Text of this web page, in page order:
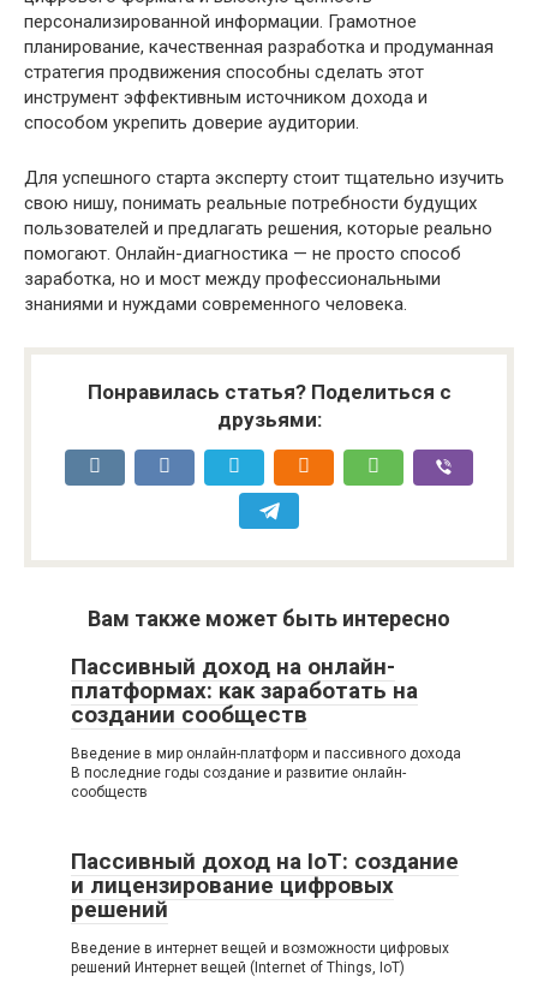
персонализированной информации. Грамотное
планирование, качественная разработка и продуманная
стратегия продвижения способны сделать этот
инструмент эффективным источником дохода и
способом укрепить доверие аудитории.
Для успешного старта эксперту стоит тщательно изучить
свою нишу, понимать реальные потребности будущих
пользователей и предлагать решения, которые реально
помогают. Онлайн-диагностика — не просто способ
заработка, но и мост между профессиональными
знаниями и нуждами современного человека.
Понравилась статья? Поделиться с
друзьями:
Вам также может быть интересно
Пассивный доход на онлайн-
платформах: как заработать на
создании сообществ
Введение в мир онлайн-платформ и пассивного дохода
В последние годы создание и развитие онлайн-
сообществ
Пассивный доход на IoT: создание
и лицензирование цифровых
решений
Введение в интернет вещей и возможности цифровых
решений Интернет вещей (Internet of Things, IoT)